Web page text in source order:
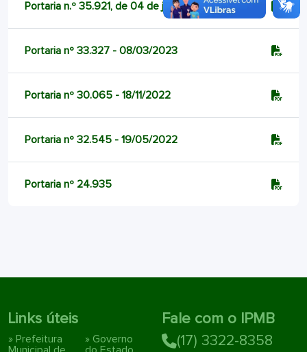
Portaria n.º 35.921, de 04 de junho de 2025
Portaria nº 33.327 - 08/03/2023
Portaria nº 30.065 - 18/11/2022
Portaria nº 32.545 - 19/05/2022
Portaria nº 24.935
Links úteis
» Prefeitura
» Governo
Fale com o IPMB
(17) 3322-8358